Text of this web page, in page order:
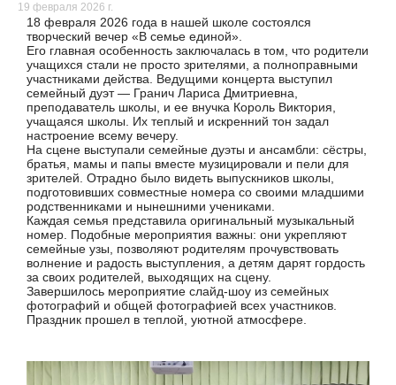
19 февраля 2026 г.
18 февраля 2026 года в нашей школе состоялся
творческий вечер «В семье единой».
Его главная особенность заключалась в том, что родители
учащихся стали не просто зрителями, а полноправными
участниками действа. Ведущими концерта выступил
семейный дуэт — Гранич Лариса Дмитриевна,
преподаватель школы, и ее внучка Король Виктория,
учащаяся школы. Их теплый и искренний тон задал
настроение всему вечеру.
На сцене выступали семейные дуэты и ансамбли: сёстры,
братья, мамы и папы вместе музицировали и пели для
зрителей. Отрадно было видеть выпускников школы,
подготовивших совместные номера со своими младшими
родственниками и нынешними учениками.
Каждая семья представила оригинальный музыкальный
номер. Подобные мероприятия важны: они укрепляют
семейные узы, позволяют родителям прочувствовать
волнение и радость выступления, а детям дарят гордость
за своих родителей, выходящих на сцену.
Завершилось мероприятие слайд-шоу из семейных
фотографий и общей фотографией всех участников.
Праздник прошел в теплой, уютной атмосфере.